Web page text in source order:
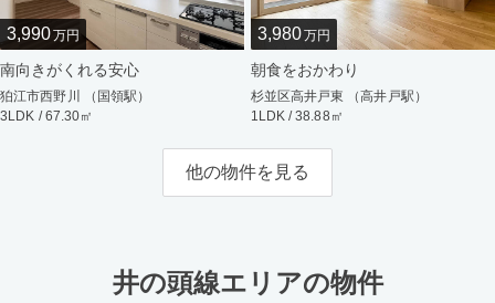
3,990万円
南向きがくれる安心
狛江市西野川 （国領駅）
3LDK / 67.30㎡
3,980万円
朝食をおかわり
杉並区高井戸東 （高井戸駅）
1LDK / 38.88㎡
他の物件を見る
井の頭線エリアの物件